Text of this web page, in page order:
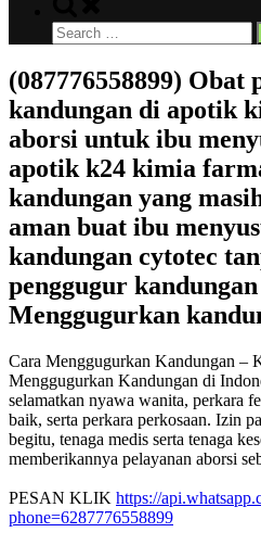
search
form
Search
for:
(087776558899) Obat
kandungan di apotik
aborsi untuk ibu
apotik k24 kimia
kandungan yang
aman buat ibu
kandungan cytotec
penggugur
Menggugurkan
Cara Menggugurkan Kandungan –
Menggugurkan Kandungan di
selamatkan nyawa wanita, perkara
baik, serta perkara perkosaan. Izin
begitu, tenaga medis serta tenaga
memberikannya pelayanan aborsi
PESAN KLIK https://
phone=6287776558899